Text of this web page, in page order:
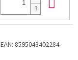
EAN: 8595043402284